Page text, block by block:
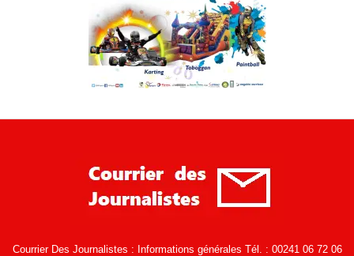
Courrier Des Journalistes : Informations générales Tél. : 00241 06 72 06